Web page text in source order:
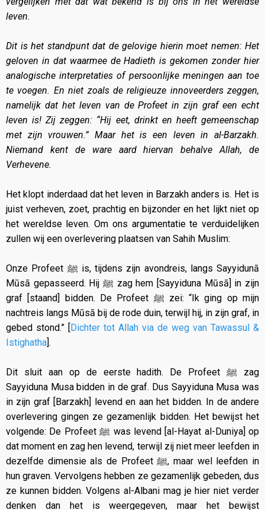
leven.
Dit is het standpunt dat de gelovige hierin moet nemen: Het
geloven in dat waarmee de Hadieth is gekomen zonder hier
analogische interpretaties of persoonlijke meningen aan toe
te voegen. En niet zoals de religieuze innoveerders zeggen,
namelijk dat het leven van de Profeet in zijn graf een echt
leven is! Zij zeggen: “Hij eet, drinkt en heeft gemeenschap
met zijn vrouwen.” Maar het is een leven in al-Barzakh.
Niemand kent de ware aard hiervan behalve Allah, de
Verhevene.
Het klopt inderdaad dat het leven in Barzakh anders is. Het is
juist verheven, zoet, prachtig en bijzonder en het lijkt niet op
het wereldse leven. Om ons argumentatie te verduidelijken
zullen wij een overlevering plaatsen van Sahih Muslim:
Onze Profeet ﷺ is, tijdens zijn avondreis, langs Sayyidunā
Mūsā gepasseerd. Hij ﷺ zag hem [Sayyiduna Mūsā] in zijn
graf [staand] bidden. De Profeet ﷺ zei: “Ik ging op mijn
nachtreis langs Mūsā bij de rode duin, terwijl hij, in zijn graf, in
gebed stond.” [Dichter tot Allah via de weg van Tawassul &
Istighatha].
Dit sluit aan op de eerste hadith. De Profeet ﷺ zag
Sayyiduna Musa bidden in de graf. Dus Sayyiduna Musa was
in zijn graf [Barzakh] levend en aan het bidden. In de andere
overlevering gingen ze gezamenlijk bidden. Het bewijst het
volgende: De Profeet ﷺ was levend [al-Hayat al-Duniya] op
dat moment en zag hen levend, terwijl zij niet meer leefden in
dezelfde dimensie als de Profeet ﷺ, maar wel leefden in
hun graven. Vervolgens hebben ze gezamenlijk gebeden, dus
ze kunnen bidden. Volgens al-Albani mag je hier niet verder
denken dan het is weergegeven, maar het bewijst